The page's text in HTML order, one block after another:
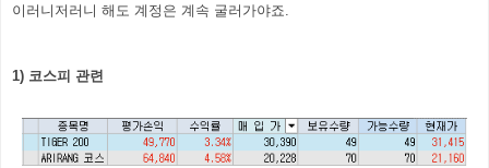
이러니저러니 해도 계정은 계속 굴러가야죠.
1) 코스피 관련